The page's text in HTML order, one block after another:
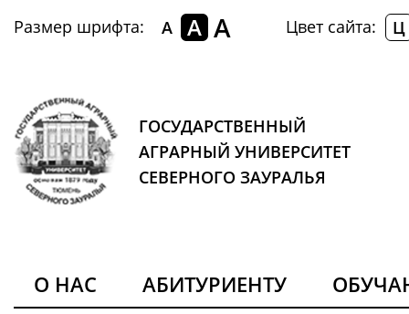
Размер шрифта: A A A Цвет сайта: Ц
ГОСУДАРСТВЕННЫЙ
АГРАРНЫЙ УНИВЕРСИТЕТ
СЕВЕРНОГО ЗАУРАЛЬЯ
О НАС АБИТУРИЕНТУ